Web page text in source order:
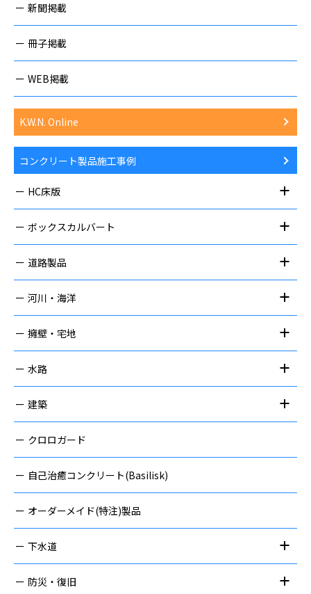
新聞掲載
冊子掲載
WEB掲載
K.W.N. Online
コンクリート製品施工事例
HC床版
ボックスカルバート
道路製品
河川・海洋
擁壁・宅地
水路
建築
クロロガード
自己治癒コンクリート(Basilisk)
オーダーメイド(特注)製品
下水道
防災・復旧